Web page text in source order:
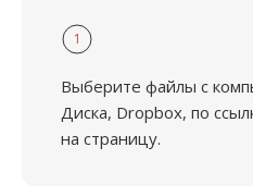
1
Выберите файлы с
Диска, Dropbox, по
на страницу.